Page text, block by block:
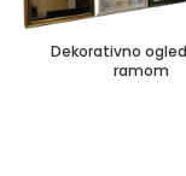
Dekorativno
ramom